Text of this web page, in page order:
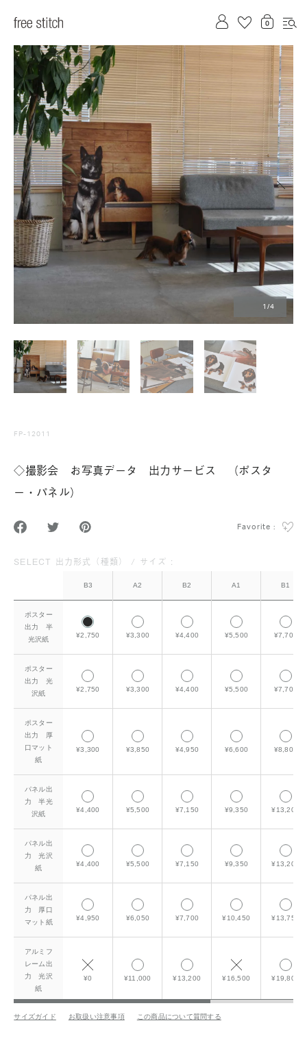
前へ 次へ
1 /4
FP-12011
◇撮影会 お写真データ 出力サービス （ポスタ
ー・パネル）
Favorite :
SELECT 出力形式（種類） / サイズ :
B3 A2 B2 A1 B1
ポスター
出力 半
光沢紙
¥2,750 ¥3,300 ¥4,400 ¥5,500 ¥7,700
ポスター
出力 光
沢紙
¥2,750 ¥3,300 ¥4,400 ¥5,500 ¥7,700
ポスター
出力 厚
口マット
紙
¥3,300 ¥3,850 ¥4,950 ¥6,600 ¥8,800
パネル出
力 半光
沢紙
¥4,400 ¥5,500 ¥7,150 ¥9,350 ¥13,200
パネル出
力 光沢
紙
¥4,400 ¥5,500 ¥7,150 ¥9,350 ¥13,200
パネル出
力 厚口
マット紙
¥4,950 ¥6,050 ¥7,700 ¥10,450 ¥13,750
アルミフ
レーム出
力 光沢
紙
¥0 ¥11,000 ¥13,200 ¥16,500 ¥19,800
サイズガイド お取扱い注意事項 この商品について質問する